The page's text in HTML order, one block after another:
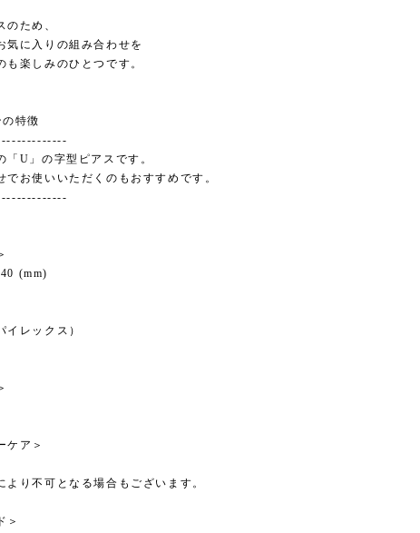
のため、
気に入りの組み合わせを
も楽しみのひとつです。
特徴
「U」の字型ピアスです。
でお使いいただくのもおすすめです。
(mm)
イレックス）
ケア＞
り不可となる場合もございます。
＞